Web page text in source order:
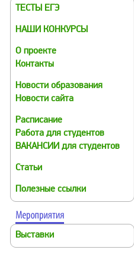
ТЕСТЫ ЕГЭ
НАШИ КОНКУРСЫ
О проекте
Контакты
Новости образования
Новости сайта
Расписание
Работа для студентов
ВАКАНСИИ для студентов
Статьи
Полезные ссылки
Выставки